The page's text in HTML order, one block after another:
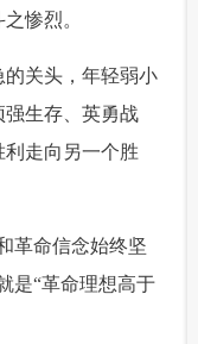
惨烈。
关头，年轻弱小
强生存、英勇战
走向另一个胜
命信念始终坚
是“革命理想高于